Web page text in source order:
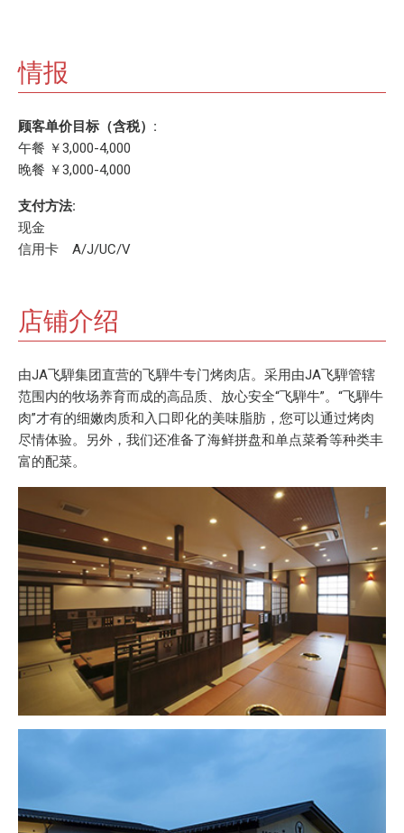
情报
顾客单价目标（含税）:
午餐 ￥3,000-4,000
晚餐 ￥3,000-4,000
支付方法:
现金
信用卡 A/J/UC/V
店铺介绍
由JA飞騨集团直营的飞騨牛专门烤肉店。采用由JA飞騨管辖
范围内的牧场养育而成的高品质、放心安全“飞騨牛”。“飞騨牛
肉”才有的细嫩肉质和入口即化的美味脂肪，您可以通过烤肉
尽情体验。另外，我们还准备了海鲜拼盘和单点菜肴等种类丰
富的配菜。